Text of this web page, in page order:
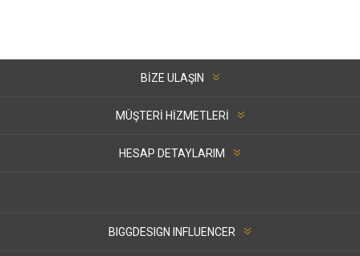
BIZE ULAŞIN
MÜŞTERI HIZMETLERI
HESAP DETAYLARIM
BIGGDESIGN INFLUENCER